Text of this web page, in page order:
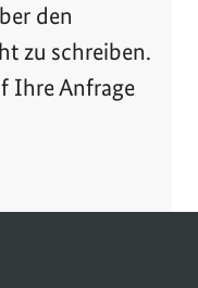
den
zu schreiben.
Ihre Anfrage